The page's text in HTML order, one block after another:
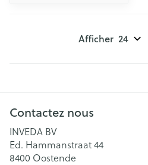
Afficher
Contactez nous
INVEDA BV
Ed. Hammanstraat 44
8400 Oostende